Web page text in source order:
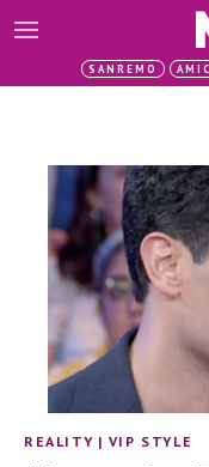
SANREMO
REALITY | VIP STYLE